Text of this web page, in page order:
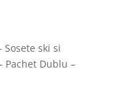
Sosete ski si
Pachet Dublu –